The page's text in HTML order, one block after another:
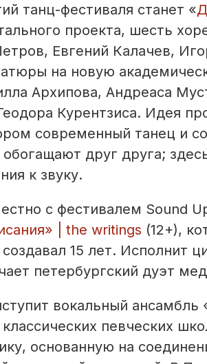
танц-фестиваля станет «
проекта, шесть
Евгений Калачев,
на новую
Архипова, Андреаса
Курентзиса. Идея
современный танец и
друг друга;
к звуку.
с фестивалем Sound
| the writings (12+),
15 лет. Исполнит
петербургский дуэт
вокальный
певческих
основанную на